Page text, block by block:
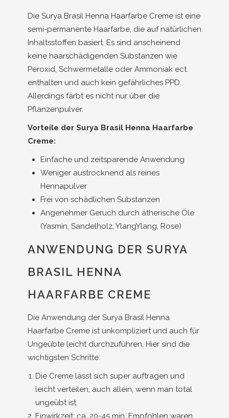
Die Surya Brasil Henna Haarfarbe Creme ist eine
semi-permanente Haarfarbe, die auf natürlichen
Inhaltsstoffen basiert. Es sind anscheinend
keine haarschädigenden Substanzen wie
Peroxid, Schwermetalle oder Ammoniak ect.
enthalten und auch kein gefährliches PPD.
Allerdings färbt es nicht nur über die
Pflanzenpulver.
Vorteile der Surya Brasil Henna Haarfarbe
Creme:
Einfache und zeitsparende Anwendung
Weniger austrocknend als reines
Hennapulver
Frei von schädlichen Substanzen
Angenehmer Geruch durch ätherische Öle
(Yasmin, Sandelholz, YlangYlang, Rose)
ANWENDUNG DER SURYA
BRASIL HENNA
HAARFARBE CREME
Die Anwendung der Surya Brasil Henna
Haarfarbe Creme ist unkompliziert und auch für
Ungeübte leicht durchzuführen. Hier sind die
wichtigsten Schritte:
Die Creme lässt sich super auftragen und
leicht verteilen, auch allein, wenn man total
ungeübt ist.
Einwirkzeit: ca. 20-45 min. Empfohlen waren